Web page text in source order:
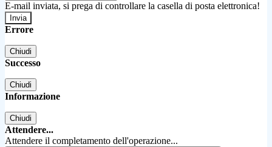
E-mail inviata, si prega di controllare la casella di posta elettronica!
Errore
Chiudi
Successo
Chiudi
Informazione
Chiudi
Attendere...
Attendere il completamento dell'operazione...